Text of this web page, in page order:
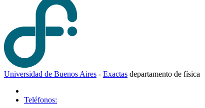
Universidad de Buenos Aires - Exactas departamento de física
Teléfonos: